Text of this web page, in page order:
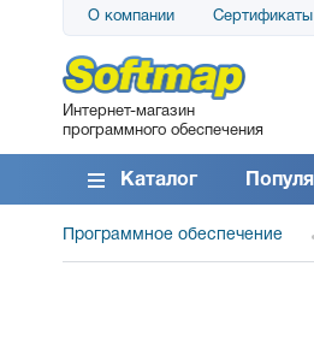
О компании Сертификаты
Интернет-магазин
программного обеспечения
АО «АТС» благодарит компанию
поставку программного обеспечения
DameWare...
Читать все отзывы
Каталог
Программное обеспечение